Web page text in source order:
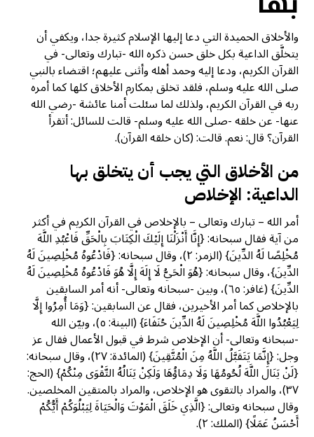
والأخلاق الحميدة التي دعا إليها الإسلام كثيرة جدا، ويكفي أن
يتخلَّق الداعية بكل خلق حسن ذكره الله -تبارك وتعالى- في
القرآن الكريم، ودعا إليه وحمد أهله وأثنى عليهم؛ اقتضاء بالنبي
صلى الله عليه وسلم، فلقد تخلق بمكارم الأخلاق كلها كما أمره
ربه في القرآن الكريم، ولذلك لما سئلت أمنا عائشة -رضي الله
عنها- عن خلقه -صلى الله عليه وسلم- قالت للسائل: أتقرأ
القرآن؟ قال: نعم. قالت: (كان خلقه القرآن).
من الأخلاق التي يجب أن يتخلق بها
الداعية: الإخلاص
أمر الله – تبارك وتعالى – بالإخلاص في القرآن الكريم في أكثر
من آية فقال سبحانه: {إِنَّا أَنْزَلْنَا إِلَيْكَ الْكِتَابَ بِالْحَقِّ فَاعْبُدِ اللَّهَ
مُخْلِصًا لَهُ الدِّينَ} (الزمر: ٢)، وقال سبحانه: {فَادْعُوهُ مُخْلِصِينَ لَهُ
الدِّينَ}، وقال سبحانه: {هُوَ الْحَيُّ لَا إِلَهَ إِلَّا هُوَ فَادْعُوهُ مُخْلِصِينَ لَهُ
الدِّينَ} (غافر: ٦٥)، وبين -سبحانه وتعالى- أنه أمر السابقين
بالإخلاص كما أمر الأخيرين، فقال عن السابقين: {وَمَا أُمِرُوا إِلَّا
لِيَعْبُدُوا اللَّهَ مُخْلِصِينَ لَهُ الدِّينَ حُنَفَاءَ} (البينة: ٥)، وبيّن الله
-سبحانه وتعالى- أن الإخلاص شرط في قبول الأعمال فقال عز
وجل: {إِنَّمَا يَتَقَبَّلُ اللَّهُ مِنَ الْمُتَّقِينَ} (المائدة: ٢٧)، وقال سبحانه:
{لَنْ يَنَالَ اللَّهَ لُحُومُهَا وَلَا دِمَاؤُهَا وَلَكِنْ يَنَالُهُ التَّقْوَى مِنْكُمْ} (الحج:
٣٧)، والمراد بالتقوى هو الإخلاص، والمراد بالمتقين المخلصين.
وقال سبحانه وتعالى: {الَّذِي خَلَقَ الْمَوْتَ وَالْحَيَاةَ لِيَبْلُوَكُمْ أَيُّكُمْ
أَحْسَنُ عَمَلًا} (الملك: ٢).